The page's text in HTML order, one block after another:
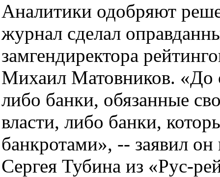
Аналитики одобряют
журнал сделал
замгендиректора
Михаил Матовников. «До
либо банки, обязанные
власти, либо банки,
банкротами», -- заявил
Сергея Тубина из «Рус-